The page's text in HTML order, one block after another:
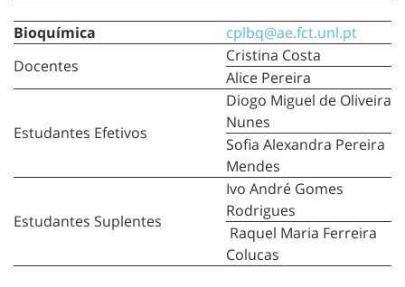
Bioquímica
cplbq@ae.fct.unl.pt
Docentes
Cristina Costa
Alice Pereira
Estudantes Efetivos
Diogo Miguel de Oliveira
Nunes
Sofia Alexandra Pereira
Mendes
Estudantes Suplentes
Ivo André Gomes
Rodrigues
Raquel Maria Ferreira
Colucas